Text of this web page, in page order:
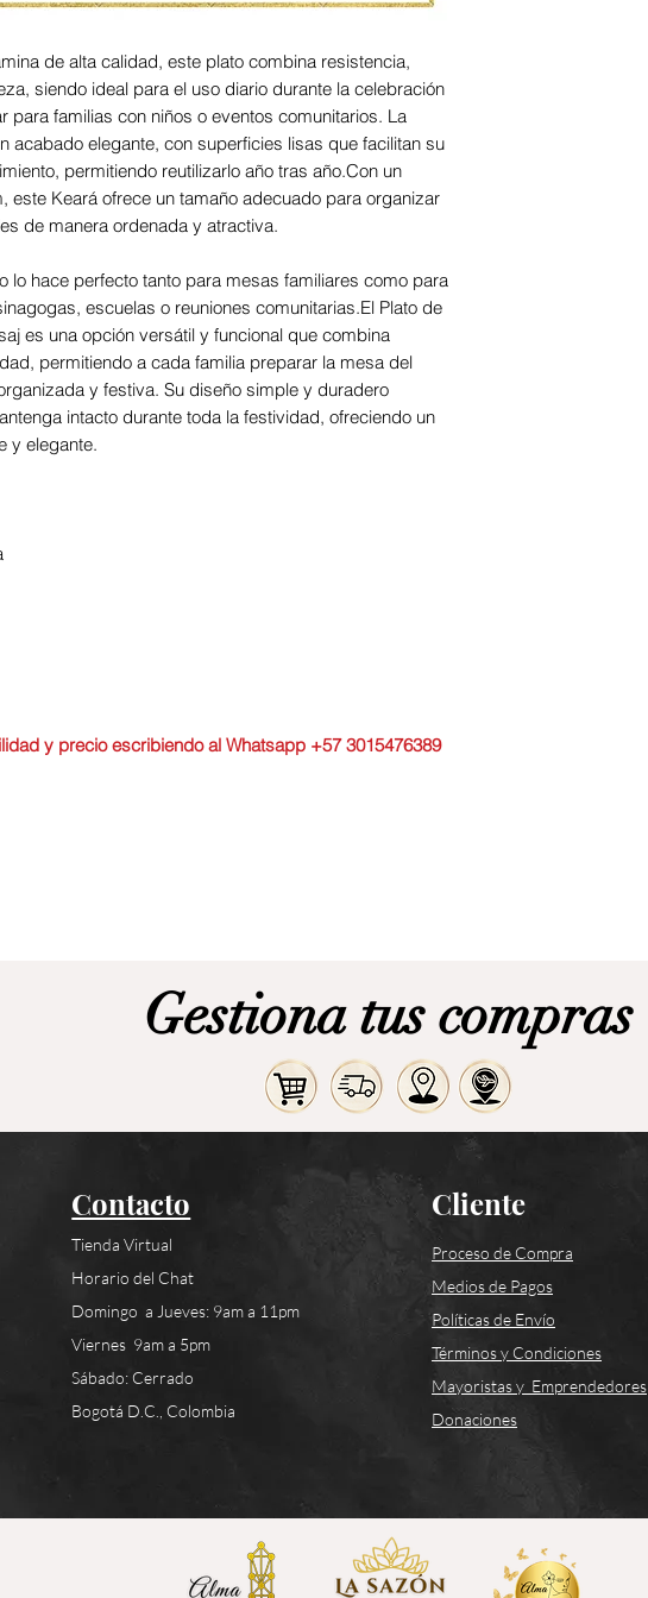
de alta calidad, este plato combina resistencia,
siendo ideal para el uso diario durante la celebración
para familias con niños o eventos comunitarios. La
acabado elegante, con superficies lisas que facilitan su
permitiendo reutilizarlo año tras año.Con un
este Keará ofrece un tamaño adecuado para organizar
de manera ordenada y atractiva.
lo hace perfecto tanto para mesas familiares como para
escuelas o reuniones comunitarias.El Plato de
es una opción versátil y funcional que combina
permitiendo a cada familia preparar la mesa del
y festiva. Su diseño simple y duradero
intacto durante toda la festividad, ofreciendo un
y elegante.
y precio escribiendo al Whatsapp +57 3015476389
Gestiona tus compras
Contacto
Tienda Virtual
Horario del Chat
Domingo a Jueves: 9am a 11pm
Viernes 9am a 5pm
Sábado: Cerrado
Bogotá D.C., Colombia
Cliente
Proceso de Compra
Medios de Pagos
Políticas de Envío
Términos y Condiciones
Mayoristas y Emprendedores
Donaciones